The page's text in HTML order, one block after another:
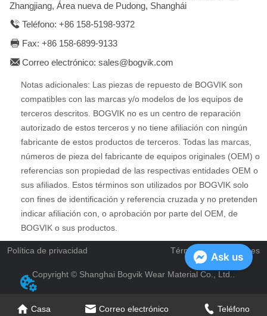
Zhangjiang, Área nueva de Pudong, Shanghái
Teléfono: +86 158-5198-9372
Fax: +86 158-6899-9133
Correo electrónico: sales@bogvik.com
Notas adicionales: Las piezas de repuesto de BOGVIK son
compatibles con las marcas y/o modelos de los equipos de
terceros descritos. BOGVIK no es un centro de reparación
autorizado de estos terceros y no tiene afiliación con ningún
fabricante de estos productos de terceros. Todas las marcas,
números de pieza del fabricante de equipos originales (OEM) o
referencias son propiedad de las respectivas entidades OEM o
sus afiliados. Estos términos son utilizados por BOGVIK solo
con fines de identificación y referencia cruzada y no pretenden
indicar afiliación con, o aprobación por parte del OEM, de
BOGVIK o sus productos.
Política de privacidad Términos y condiciones
Copyright © Shanghai Bogvik Wear Material Co., Ltd..
Casa Correo electrónico Teléfono
Ask us